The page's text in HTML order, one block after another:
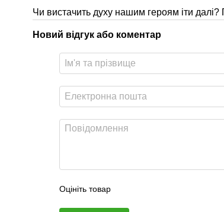
Чи вистачить духу нашим героям іти
Новий відгук або коментар
Оцініть товар